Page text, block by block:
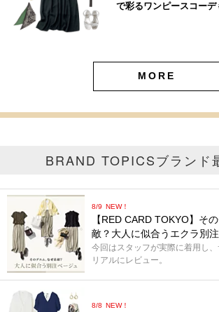
で彩るワンピースコー
MORE
BRAND TOPICSブランド
8/9 NEW！
【RED CARD TOKYO】そ
敵？大人に似合うエクラ別
今回はスタッフが実際に着用し
リアルにレビュー。
8/8 NEW！